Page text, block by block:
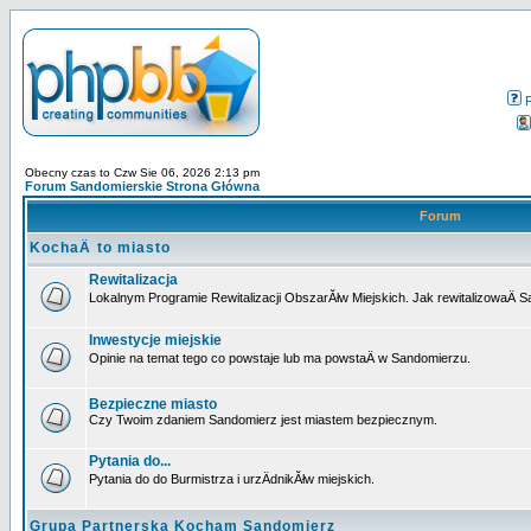
Obecny czas to Czw Sie 06, 2026 2:13 pm
Forum Sandomierskie Strona Główna
Forum
KochaÄ to miasto
Rewitalizacja
Lokalnym Programie Rewitalizacji ObszarĂłw Miejskich. Jak rewitalizowaÄ
Inwestycje miejskie
Opinie na temat tego co powstaje lub ma powstaÄ w Sandomierzu.
Bezpieczne miasto
Czy Twoim zdaniem Sandomierz jest miastem bezpiecznym.
Pytania do...
Pytania do do Burmistrza i urzÄdnikĂłw miejskich.
Grupa Partnerska Kocham Sandomierz